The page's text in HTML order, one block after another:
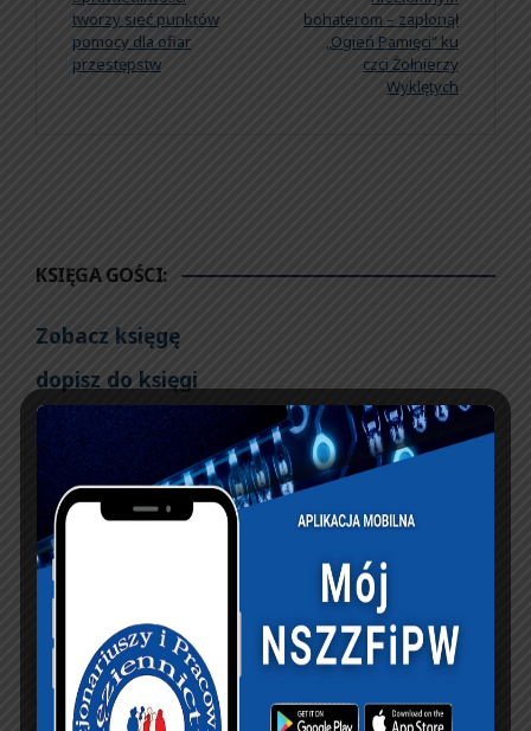
tworzy sieć punktów
pomocy dla ofiar
przestępstw
bohaterom – zapłonął
„Ogień Pamięci” ku
czci Żołnierzy
Wyklętych
KSIĘGA GOŚCI:
Zobacz księgę
dopisz do księgi
NASZ FACEBOOK
UBEZPIECZENIA